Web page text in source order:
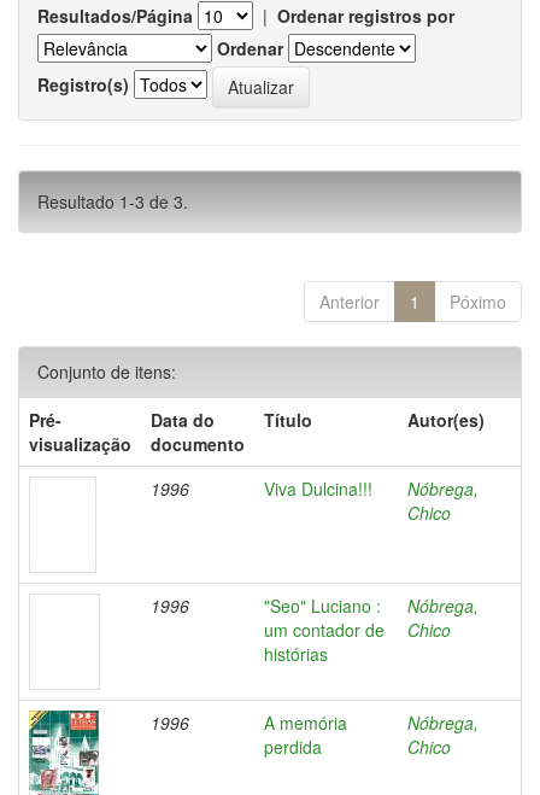
Resultados/Página | Ordenar registros por
Ordenar
Registro(s)
Resultado 1-3 de 3.
Anterior 1 Póximo
Conjunto de itens:
Pré-
visualização
Data do
documento
Título Autor(es)
1996 Viva Dulcina!!!
Nóbrega,
Chico
1996
"Seo" Luciano :
um contador de
histórias
Nóbrega,
Chico
1996
A memória
perdida
Nóbrega,
Chico